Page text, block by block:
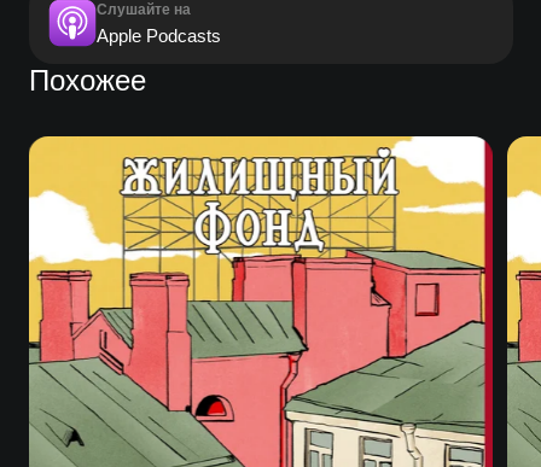
Слушайте на
Apple Podcasts
Похожее